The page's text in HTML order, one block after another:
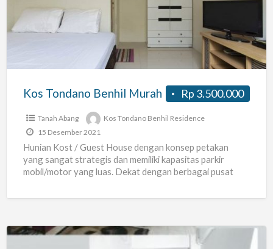
Murah
Rp 3.500.000
Kos Tondano Benhil Murah
Tanah Abang
Kos Tondano Benhil Residence
15 Desember 2021
Hunian Kost / Guest House dengan konsep petakan
yang sangat strategis dan memiliki kapasitas parkir
mobil/motor yang luas. Dekat dengan berbagai pusat